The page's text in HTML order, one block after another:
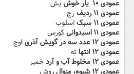
عمودی ۱۰ ‬ یار خوش
بش
عمودی ۱۱ ردیف
رج
عمودی ۱۱ سبک
اسلوب
عمودی ۱۱ اسبدوانی
کورس
عمودی ۱۲ عدد سه در گویش آذری
اوچ
عمودی ۱۲ انتها
ته
عمودی ۱۲ مخلوط آب و آرد
خمیر
عمودی ۱۲ شیوه، منوال
روش